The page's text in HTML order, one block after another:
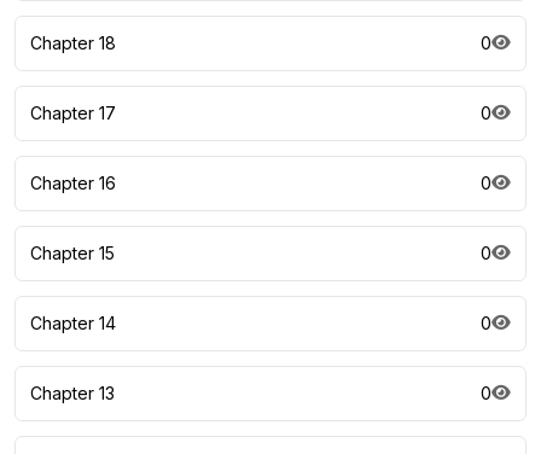
Chapter 18 0
Chapter 17 0
Chapter 16 0
Chapter 15 0
Chapter 14 0
Chapter 13 0